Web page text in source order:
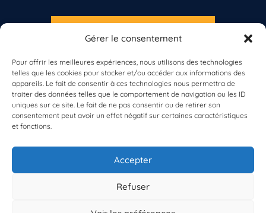
Gérer le consentement
Pour offrir les meilleures expériences, nous utilisons des technologies
telles que les cookies pour stocker et/ou accéder aux informations des
appareils. Le fait de consentir à ces technologies nous permettra de
traiter des données telles que le comportement de navigation ou les ID
uniques sur ce site. Le fait de ne pas consentir ou de retirer son
consentement peut avoir un effet négatif sur certaines caractéristiques
et fonctions.
Accepter
Refuser
À propos de BioLit
Vos données d'observation
Ressources
Résultats du programme
Contacts
S'INSCRIRE À LA NEWSLETTER
Vous n’êtes pas encore inscrit à Biolit ?
Inscrivez-vous dès maintenant